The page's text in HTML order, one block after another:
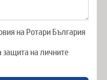
на Ротари България
защита на личните